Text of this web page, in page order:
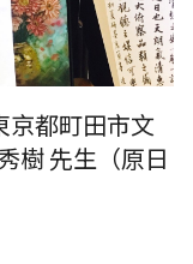
京都町田市文
樹 先生（原日